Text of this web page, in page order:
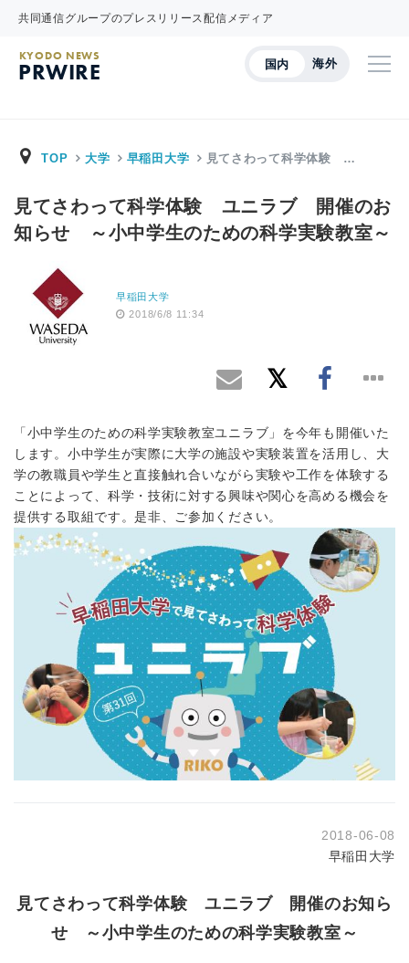
共同通信グループのプレスリリース配信メディア
国内 海外
KYODO NEWS
PRWIRE
TOP 大学 早稲田大学 見てさわって科学体験 …
見てさわって科学体験 ユニラブ 開催のお
知らせ ～小中学生のための科学実験教室～
早稲田大学
2018/6/8 11:34
「小中学生のための科学実験教室ユニラブ」を今年も開催いた
します。小中学生が実際に大学の施設や実験装置を活用し、大
学の教職員や学生と直接触れ合いながら実験や工作を体験する
ことによって、科学・技術に対する興味や関心を高める機会を
提供する取組です。是非、ご参加ください。
2018-06-08
早稲田大学
見てさわって科学体験 ユニラブ 開催のお知ら
せ ～小中学生のための科学実験教室～